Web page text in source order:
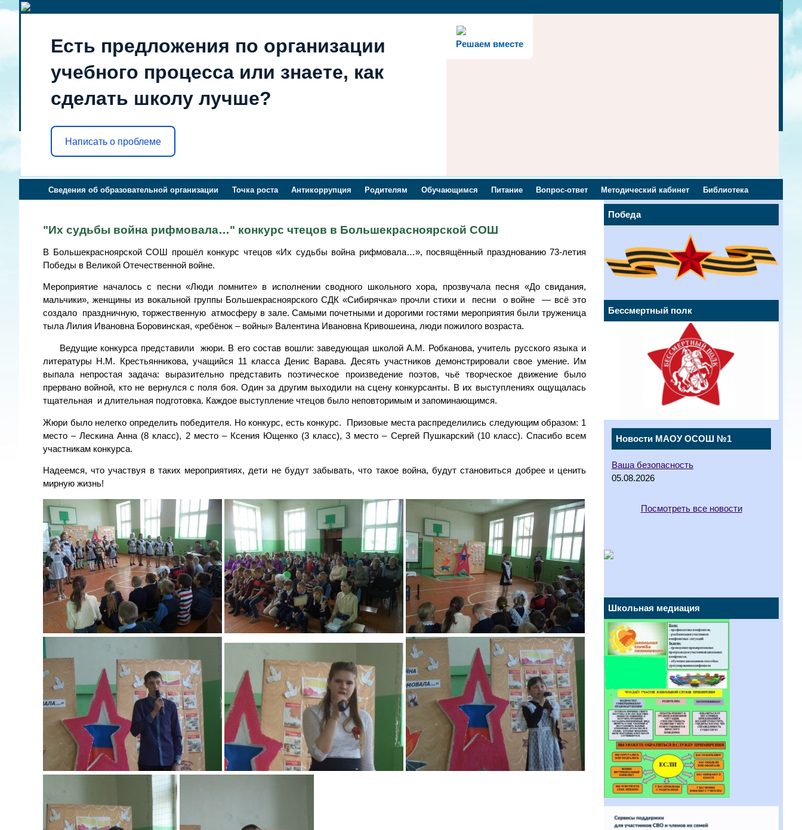
Решаем вместе
Есть предложения по организации
учебного процесса или знаете, как
сделать школу лучше?
Написать о проблеме
Сведения об образовательной организации Точка роста Антикоррупция Родителям Обучающимся Питание Вопрос-ответ Методический кабинет Библиотека
Победа
Бессмертный полк
Новости МАОУ ОСОШ №1
Ваша безопасность
05.08.2026
Посмотреть все новости
Школьная медиация
"Их судьбы война рифмовала…" конкурс чтецов в Большекрасноярской СОШ
В Большекрасноярской СОШ прошёл конкурс чтецов «Их судьбы война рифмовала…», посвящённый празднованию 73-летия
Победы в Великой Отечественной войне.
Мероприятие началось с песни «Люди помните» в исполнении сводного школьного хора, прозвучала песня «До свидания,
мальчики», женщины из вокальной группы Большекрасноярского СДК «Сибирячка» прочли стихи и песни о войне — всё это
создало праздничную, торжественную атмосферу в зале. Самыми почетными и дорогими гостями мероприятия были труженица
тыла Лилия Ивановна Боровинская, «ребёнок – войны» Валентина Ивановна Кривошеина, люди пожилого возраста.
Ведущие конкурса представили жюри. В его состав вошли: заведующая школой А.М. Робканова, учитель русского языка и
литературы Н.М. Крестьянникова, учащийся 11 класса Денис Варава. Десять участников демонстрировали свое умение. Им
выпала непростая задача: выразительно представить поэтическое произведение поэтов, чьё творческое движение было
прервано войной, кто не вернулся с поля боя. Один за другим выходили на сцену конкурсанты. В их выступлениях ощущалась
тщательная и длительная подготовка. Каждое выступление чтецов было неповторимым и запоминающимся.
Жюри было нелегко определить победителя. Но конкурс, есть конкурс. Призовые места распределились следующим образом: 1
место – Лескина Анна (8 класс), 2 место – Ксения Ющенко (3 класс), 3 место – Сергей Пушкарский (10 класс). Спасибо всем
участникам конкурса.
Надеемся, что участвуя в таких мероприятиях, дети не будут забывать, что такое война, будут становиться добрее и ценить
мирную жизнь!